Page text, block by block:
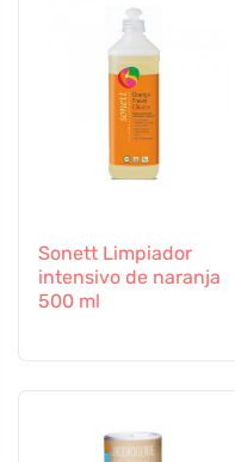
Sonett Limpiador
intensivo de naranja
500 ml